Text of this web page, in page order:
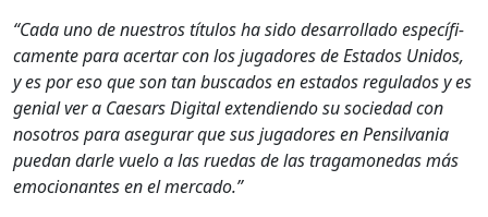
“Cada uno de nue­stros títu­los ha sido desar­rol­la­do especí­fi­
ca­mente para acer­tar con los jugadores de Esta­dos Unidos,
y es por eso que son tan bus­ca­dos en esta­dos reg­u­la­dos y es
genial ver a Cae­sars Dig­i­tal exten­di­en­do su sociedad con
nosotros para ase­gu­rar que sus jugadores en Pen­sil­va­nia
puedan dar­le vue­lo a las ruedas de las trag­a­monedas más
emo­cio­nantes en el mer­ca­do.”